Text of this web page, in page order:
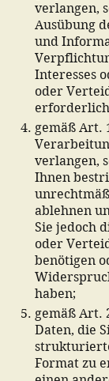
verlangen,
Ausübung
und
Interesses
oder
gemäß Art.
verlangen,
Ihnen
ablehnen
Sie jedoch
oder
benötigen
haben;
gemäß Art.
Daten, die
Format zu